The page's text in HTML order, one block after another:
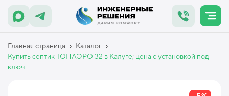
Главная страница › Каталог ›
Купить септик ТОПАЭРО 32 в Калуге; цена с установкой под
ключ